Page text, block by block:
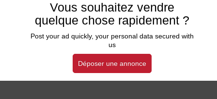
Vous souhaitez vendre
quelque chose rapidement ?
Post your ad quickly, your personal data secured with
us
Déposer une annonce